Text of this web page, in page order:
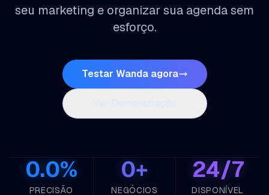
seu marketing e organizar sua agenda sem
esforço.
Testar Wanda agora
0.0%
PRECISÃO
0+
NEGÓCIOS
24/7
DISPONÍVEL